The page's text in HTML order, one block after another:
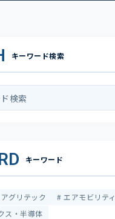
キーワード検索
キーワード
アグリテック
エアモビリティ
ス・半導体